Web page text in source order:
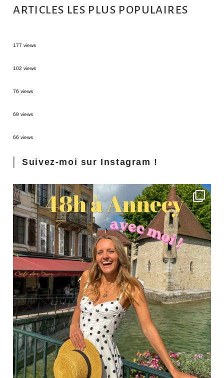
ARTICLES LES PLUS POPULAIRES
177 views
102 views
76 views
69 views
66 views
Suivez-moi sur Instagram !